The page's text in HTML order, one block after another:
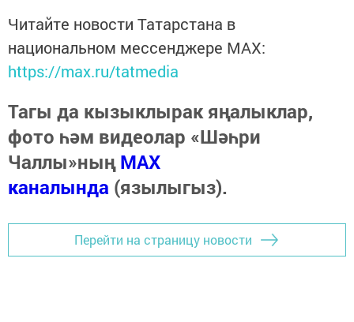
Читайте новости Татарстана в
национальном мессенджере MАХ:
https://max.ru/tatmedia
Тагы да кызыклырак яңалыклар,
фото һәм видеолар «Шәһри
Чаллы»ныңMAX
каналында (язылыгыз).
Перейти на страницу новости